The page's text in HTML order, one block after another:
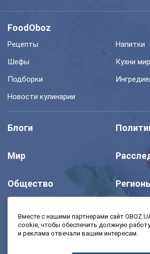
FoodOboz
Рецепты
Напитки
Шефы
Кухни
Подборки
Новости кулинарии
Блоги
Мир
Общество
Моя школа Авто
Вместе с нашими партнерами сайт
cookie, чтобы обеспечить должную работу
и реклама отвечали вашим интересам.